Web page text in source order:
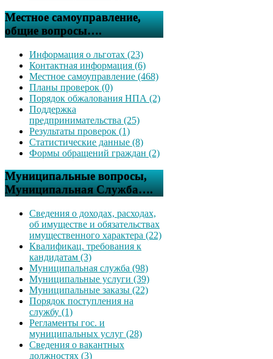
Местное самоуправление,
общие вопросы….
Информация о льготах (23)
Контактная информация (6)
Местное самоуправление (468)
Планы проверок (0)
Порядок обжалования НПА (2)
Поддержка
предпринимательства (25)
Результаты проверок (1)
Статистические данные (8)
Формы обращений граждан (2)
Муниципальные вопросы,
Муниципальная Служба….
Сведения о доходах, расходах,
об имуществе и обязательствах
имущественного характера (22)
Квалификац. требования к
кандидатам (3)
Муниципальная служба (98)
Муниципальные услуги (39)
Муниципальные заказы (22)
Порядок поступления на
службу (1)
Регламенты гос. и
муниципальных услуг (28)
Сведения о вакантных
должностях (3)